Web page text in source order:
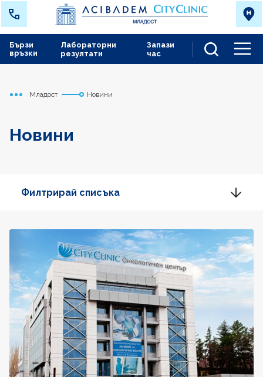
Лабораторни
резултати
Запази
час
Бързи
връзки
Начало
Младост Новини
Новини
Филтрирай списъка